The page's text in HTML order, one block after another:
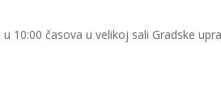
10:00 časova u velikoj sali Gradske